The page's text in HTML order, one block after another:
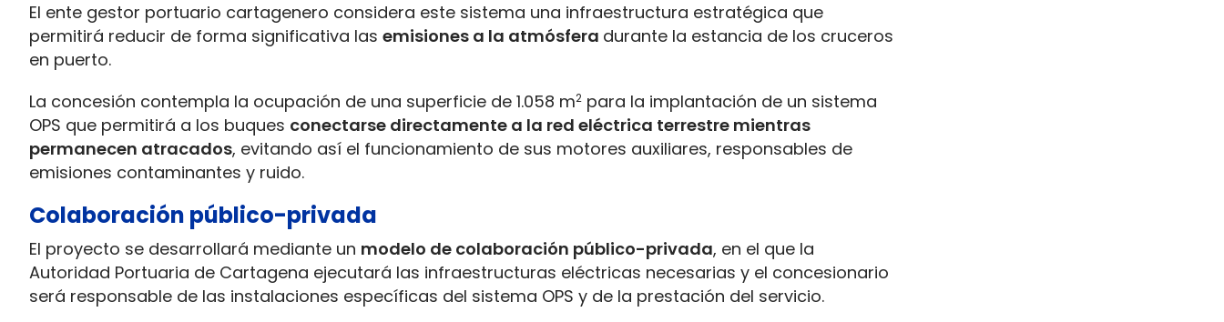
El ente gestor portuario cartagenero considera este sistema una infraestructura estratégica que
permitirá reducir de forma significativa las emisiones a la atmósfera durante la estancia de los cruceros
en puerto.
La concesión contempla la ocupación de una superficie de 1.058 m2 para la implantación de un sistema
OPS que permitirá a los buques conectarse directamente a la red eléctrica terrestre mientras
permanecen atracados, evitando así el funcionamiento de sus motores auxiliares, responsables de
emisiones contaminantes y ruido.
Colaboración público-privada
El proyecto se desarrollará mediante un modelo de colaboración público-privada, en el que la
Autoridad Portuaria de Cartagena ejecutará las infraestructuras eléctricas necesarias y el concesionario
será responsable de las instalaciones específicas del sistema OPS y de la prestación del servicio.